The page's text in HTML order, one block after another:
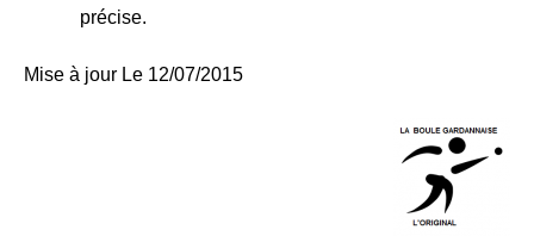
précise.
Mise à jour Le 12/07/2015